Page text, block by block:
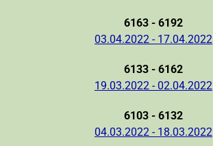
6163 - 6192
03.04.2022 - 17.04.2022
6133 - 6162
19.03.2022 - 02.04.2022
6103 - 6132
04.03.2022 - 18.03.2022